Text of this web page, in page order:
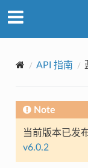
API 指南
Note
当前版本已发
v6.0.2